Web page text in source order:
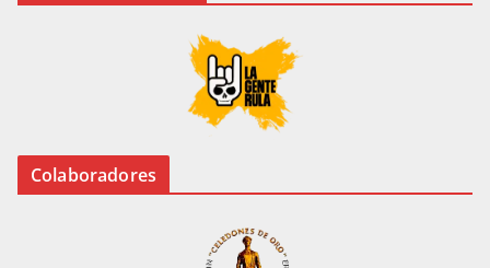
Colaboradores